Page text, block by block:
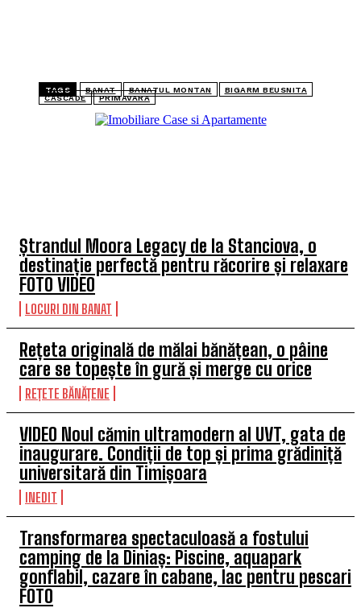
Ștrandul Moora Legacy de la Stanciova, o
destinație perfectă pentru răcorire și relaxare
FOTO VIDEO
LOCURI DIN BANAT
Rețeta originală de mălai bănățean, o pâine
care se topește în gură și merge cu orice
REȚETE BĂNĂȚENE
VIDEO Noul cămin ultramodern al UVT, gata de
inaugurare. Condiții de top și prima grădiniță
universitară din Timișoara
INEDIT
Transformarea spectaculoasă a fostului
camping de la Diniaș: Piscine, aquapark
gonflabil, cazare în cabane, lac pentru pescari
FOTO
TAGS BANAT BANATUL MONTAN
BIGARM BEUSNITA
CASCADE
PRIMAVARA